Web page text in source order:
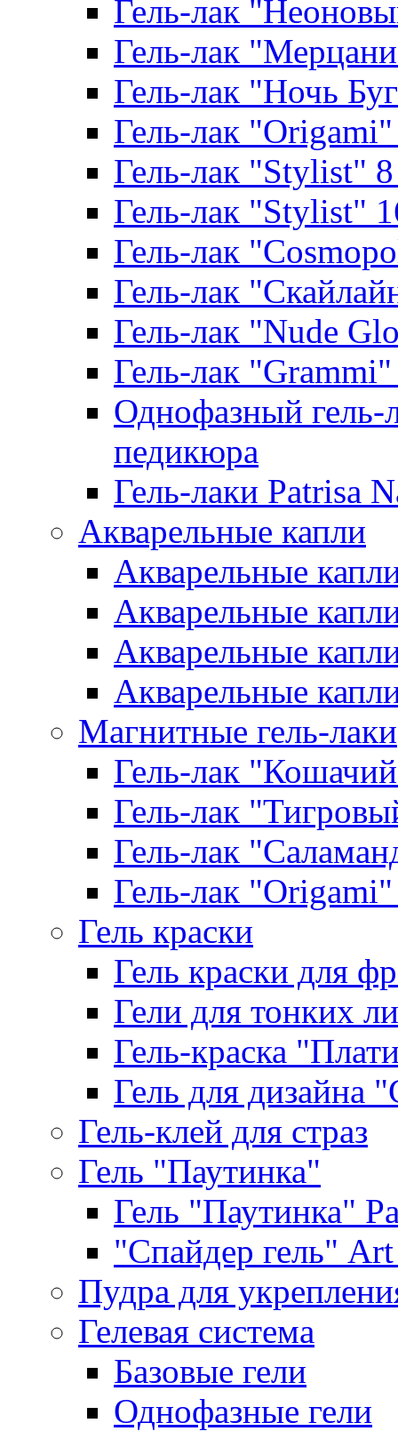
Гель-лак
Гель-лак
Гель-лак "Ночь
Гель-лак
Гель-лак "Stylist"
Гель-лак "Stylist"
Гель-лак
Гель-лак
Гель-лак "Nude
Гель-лак
Однофазный
педикюра
Гель-лаки Patrisa
Акварельные капли
Акварельные
Акварельные
Акварельные
Акварельные
Магнитные гель-лаки
Гель-лак
Гель-лак
Гель-лак
Гель-лак
Гель краски
Гель краски для
Гели для тонких
Гель-краска
Гель для дизайна
Гель-клей для страз
Гель "Паутинка"
Гель "Паутинка"
"Спайдер гель"
Пудра для
Гелевая система
Базовые гели
Однофазные гели